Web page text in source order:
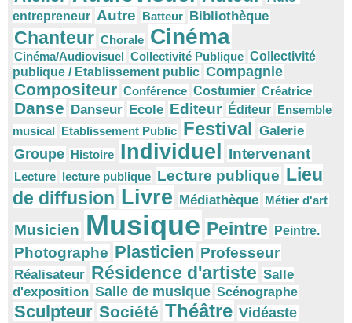
entrepreneur Autre Batteur Bibliothèque
Chanteur Chorale Cinéma
Cinéma/Audiovisuel Collectivité Publique Collectivité
publique / Etablissement public Compagnie
Compositeur Conférence Costumier Créatrice
Danse Danseur Ecole Editeur Éditeur Ensemble
musical Etablissement Public Festival Galerie
Groupe Histoire Individuel Intervenant
Lecture lecture publique Lecture publique Lieu
de diffusion Livre Médiathèque Métier d'art
Musicien Musique Peintre Peintre.
Photographe Plasticien Professeur
Réalisateur Résidence d'artiste Salle
d'exposition Salle de musique Scénographe
Sculpteur Société Théâtre Vidéaste